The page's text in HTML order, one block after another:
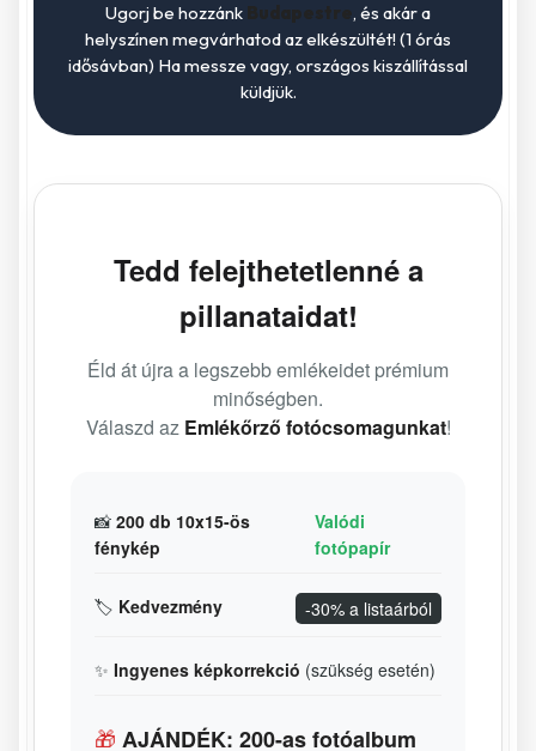
Ugorj be hozzánk Budapestre, és akár a
helyszínen megvárhatod az elkészültét! (1 órás
idősávban) Ha messze vagy, országos kiszállítással
küldjük.
Tedd felejthetetlenné a
pillanataidat!
Éld át újra a legszebb emlékeidet prémium
minőségben.
Válaszd az Emlékőrző fotócsomagunkat!
📸200 db 10x15-ös
fénykép
Valódi
fotópapír
🏷️ Kedvezmény -30% a listaárból
✨Ingyenes képkorrekció (szükség esetén)
🎁 AJÁNDÉK: 200-as fotóalbum